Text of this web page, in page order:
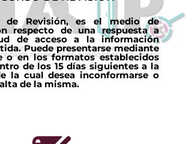
de Revisión, es el medio de
respecto de una respuesta a
de acceso a la información
Puede presentarse mediante
o en los formatos establecidos
de los 15 días siguientes a la
la cual desea inconformarse o
de la misma.